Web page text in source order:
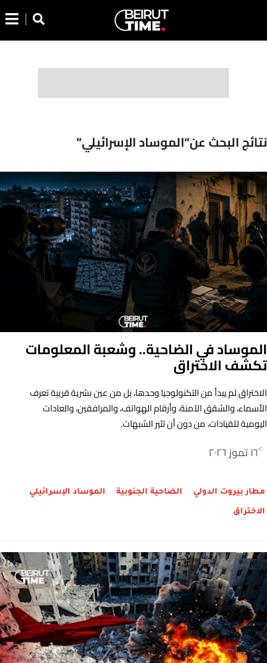
نتائج البحث عن“الموساد الإسرائيلي”
الموساد في الضاحية.. وشعبة المعلومات
تكشف الاختراق
الاختراق لم يبدأ من التكنولوجيا وحدها، بل من عين بشرية قريبة تعرف
الأسماء، والشقق الآمنة، وأرقام الهواتف، والمرافقين، والعادات
اليومية للقيادات، من دون أن تثير الشبهات.
>١٦ تموز ٢٠٢٦
مطار بيروت الدولي الضاحية الجنوبية الموساد الإسرائيلي
الاختراق